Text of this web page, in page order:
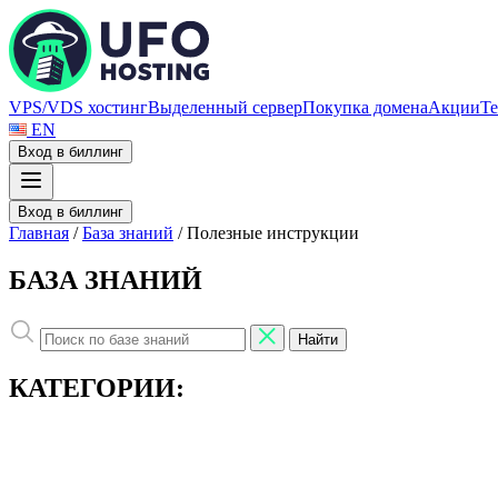
VPS/VDS хостингВыделенный серверПокупка доменаАкции
EN
Вход в биллинг
Вход в биллинг
Главная / База знаний / Полезные инструкции
БАЗА ЗНАНИЙ
Найти
КАТЕГОРИИ: